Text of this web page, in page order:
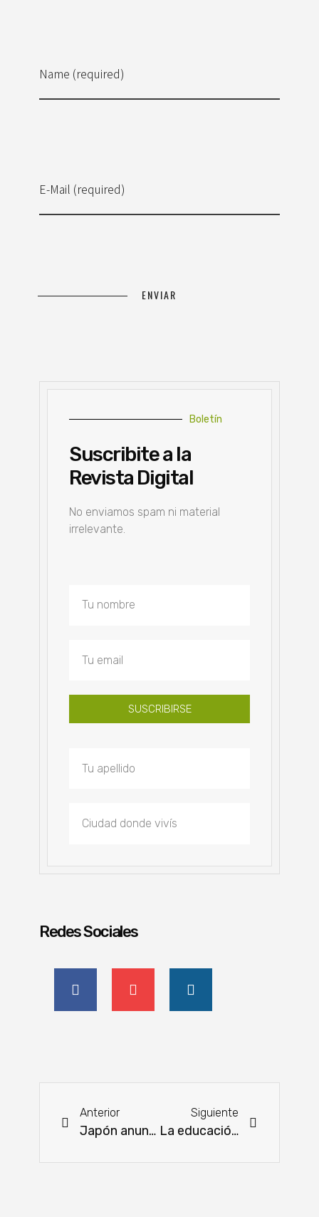
Name (required)
E-Mail (required)
Boletín
Suscribite a la
Revista Digital
No enviamos spam ni material
irrelevante.
SUSCRIBIRSE
Redes Sociales
Anterior
Japón anuncia visita de inspección para habilitar su mercado a la carne
Siguiente
La educación cooperativa es un factor clave en el desarrollo del movimiento cooperativo